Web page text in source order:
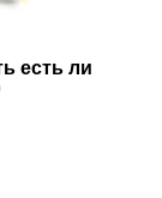
есть ли